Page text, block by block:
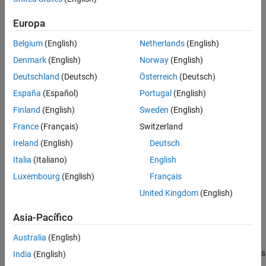
Simulación y análisis
Simulación en tiempo real
Categorías
Técnicas y prácticas recomendadas de construcción de modelos
Seleccionar y parametrizar bloques
Seleccione y parametrice bloques utilizando fichas técnicas,
resultados de simulación, listas de conexiones de SPICE o modelos
Europa
Belgium (English)
Denmark (English)
Deutschland (Deutsch)
España (Español)
Finland (English)
France (Français)
Ireland (English)
Italia (Italiano)
Luxembourg (English)
Netherlands(English)
Norway(English)
Österreich (Deutsch)
Portugal (English)
Sweden (English)
Switzerland
Deutsch
English
Français
United Kingdom(English)
Asia-Pacífico
Australia (English)
India (English)